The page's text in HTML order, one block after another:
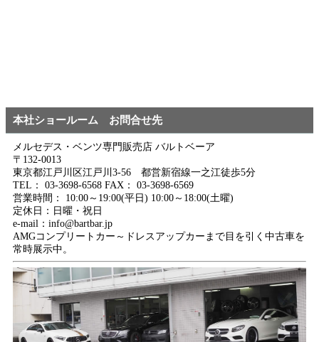
本社ショールーム お問合せ先
メルセデス・ベンツ専門販売店 バルトベーア
〒132-0013
東京都江戸川区江戸川3-56 都営新宿線一之江徒歩5分
TEL： 03-3698-6568 FAX： 03-3698-6569
営業時間： 10:00～19:00(平日) 10:00～18:00(土曜)
定休日：日曜・祝日
e-mail：info@bartbar.jp
AMGコンプリートカー～ドレスアップカーまで目を引く中古車を
常時展示中。